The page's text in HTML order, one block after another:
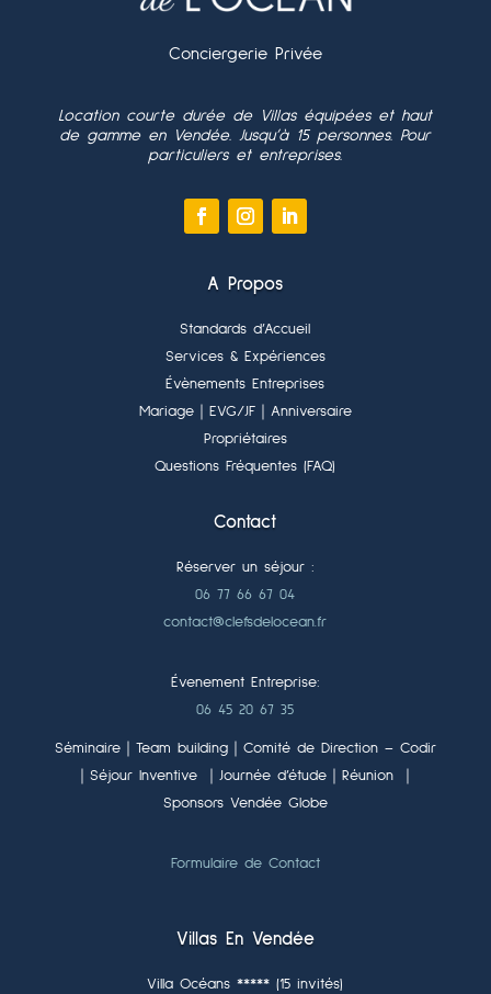
Conciergerie Privée
Location courte durée de Villas équipées et haut
de gamme en Vendée. Jusqu’à 15 personnes. Pour
particuliers et entreprises.
A Propos
Standards d’Accueil
Services & Expériences
Évènements Entreprises
Mariage｜EVG/JF｜Anniversaire
Propriétaires
Questions Fréquentes (FAQ)
Contact
Réserver un séjour :
06 77 66 67 04
contact@clefsdelocean.fr
Évenement Entreprise:
06 45 20 67 35
Séminaire｜Team building｜Comité de Direction – Codir
｜Séjour Inventive ｜Journée d’étude｜Réunion ｜
Sponsors Vendée Globe
Formulaire de Contact
Villas En Vendée
Villa Océans ***** (15 invités)